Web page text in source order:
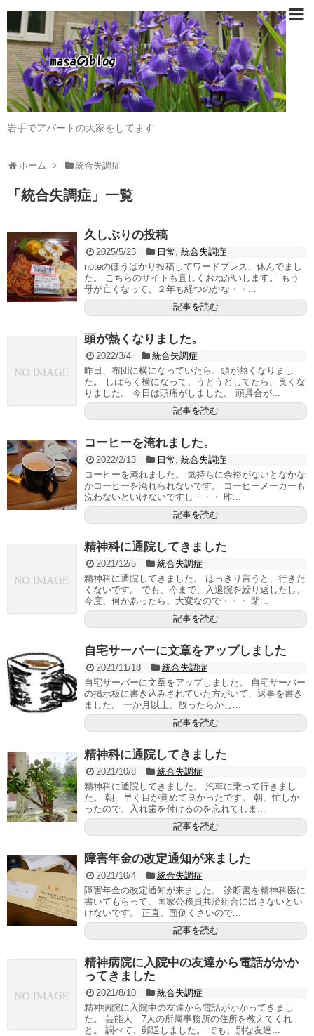
岩手でアパートの大家をしてます
ホーム 統合失調症
「 統合失調症 」 一覧
久しぶりの投稿
2025/5/25 日常 統合失調症
noteのほうばかり投稿してワードプレス、休んでまし
た。 こちらのサイトも宜しくおねがいします。 もう
母が亡くなって、２年も経つのかな・・...
記事を読む
頭が熱くなりました。
2022/3/4
統合失調症
昨日、布団に横になっていたら、頭が熱くなりまし
た。 しばらく横になって、うとうとしてたら、良くな
りました。 今日は頭痛がしました。 頭具合が...
記事を読む
コーヒーを淹れました。
2022/2/13 日常 統合失調症
コーヒーを淹れました。 気持ちに余裕がないとなかな
かコーヒーを淹れられないです。 コーヒーメーカーも
洗わないといけないですし・・・ 昨...
記事を読む
精神科に通院してきました
2021/12/5
統合失調症
精神科に通院してきました。 はっきり言うと、行きた
くないです。 でも、今まで、入退院を繰り返したし、
今度、何かあったら、大変なので・・・ 閉...
記事を読む
自宅サーバーに文章をアップしました
2021/11/18
統合失調症
自宅サーバーに文章をアップしました。 自宅サーバー
の掲示板に書き込みされていた方がいて、返事を書き
ました。 一か月以上、放ったらかし...
記事を読む
精神科に通院してきました
2021/10/8
統合失調症
精神科に通院してきました。 汽車に乗って行きまし
た。 朝、早く目が覚めて良かったです。 朝、忙しか
ったので、入れ歯を付けるのを忘れてしま...
記事を読む
障害年金の改定通知が来ました
2021/10/4
統合失調症
障害年金の改定通知が来ました。 診断書を精神科医に
書いてもらって、国家公務員共済組合に出さないとい
けないです。 正直、面倒くさいので...
記事を読む
精神病院に入院中の友達から電話がかか
ってきました
2021/8/10
統合失調症
精神病院に入院中の友達から電話がかかってきまし
た。 芸能人 7人の所属事務所の住所を教えてくれ
と。 調べて、郵送しました。 でも、別な友達...